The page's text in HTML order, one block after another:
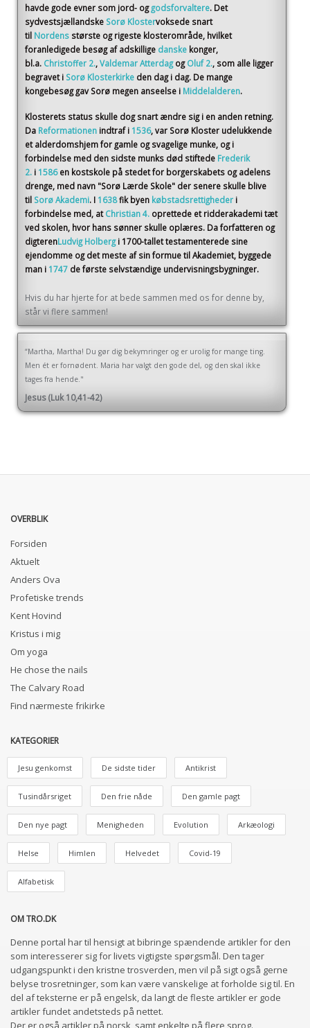
havde gode evner som jord- og godsforvaltere. Det
sydvestsjællandske Sorø Klostervoksede snart
til Nordens største og rigeste klosterområde, hvilket
foranledigede besøg af adskillige danske konger,
bl.a. Christoffer 2.,Valdemar Atterdag og Oluf 2., som alle ligger
begravet i Sorø Klosterkirke den dag i dag. De mange
kongebesøg gav Sorø megen anseelse i Middelalderen.
Klosterets status skulle dog snart ændre sig i en anden retning.
Da Reformationen indtraf i 1536, var Sorø Kloster udelukkende
et alderdomshjem for gamle og svagelige munke, og i
forbindelse med den sidste munks død stiftede Frederik
2. i 1586 en kostskole på stedet for borgerskabets og adelens
drenge, med navn "Sorø Lærde Skole" der senere skulle blive
til Sorø Akademi. I 1638fik byen købstadsrettigheder i
forbindelse med, at Christian 4. oprettede et ridderakademi tæt
ved skolen, hvor hans sønner skulle oplæres. Da forfatteren og
digterenLudvig Holberg i 1700-tallet testamenterede sine
ejendomme og det meste af sin formue til Akademiet, byggede
man i 1747 de første selvstændige undervisningsbygninger.
Hvis du har hjerte for at bede sammen med os for denne by,
står vi flere sammen!
“Martha, Martha! Du gør dig bekymringer og er urolig for mange ting.
Men ét er fornødent. Maria har valgt den gode del, og den skal ikke
tages fra hende."
Jesus (Luk 10,41-42)
OVERBLIK
Forsiden
Aktuelt
Anders Ova
Profetiske trends
Kent Hovind
Kristus i mig
Om yoga
He chose the nails
The Calvary Road
Find nærmeste frikirke
KATEGORIER
Jesu genkomst De sidste tider Antikrist
Tusindårsriget Den frie nåde Den gamle pagt
Den nye pagt Menigheden Evolution Arkæologi
Helse Himlen Helvedet Covid-19
Alfabetisk
OM TRO.DK
Denne portal har til hensigt at bibringe spændende artikler for den
som interesserer sig for livets vigtigste spørgsmål. Den tager
udgangspunkt i den kristne trosverden, men vil på sigt også gerne
belyse trosretninger, som kan være vanskelige at forholde sig til. En
del af teksterne er på engelsk, da langt de fleste artikler er gode
artikler fundet andetsteds på nettet.
Der er også artikler på norsk, samt enkelte på flere sprog.